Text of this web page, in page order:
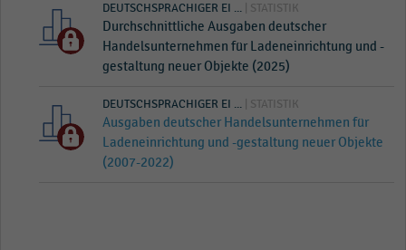
DEUTSCHSPRACHIGER EI ... | STATISTIK
Durchschnittliche Ausgaben deutscher
Handelsunternehmen für Ladeneinrichtung und -
gestaltung neuer Objekte (2025)
DEUTSCHSPRACHIGER EI ... | STATISTIK
Ausgaben deutscher Handelsunternehmen für
Ladeneinrichtung und -gestaltung neuer Objekte
(2007-2022)